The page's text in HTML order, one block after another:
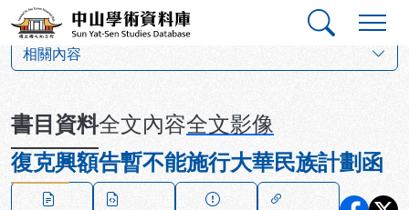
跳到主要內容
中山學術資料庫
相關內容
書目資料全文內容全文影像
復克興額告暫不能施行大華民族計劃函